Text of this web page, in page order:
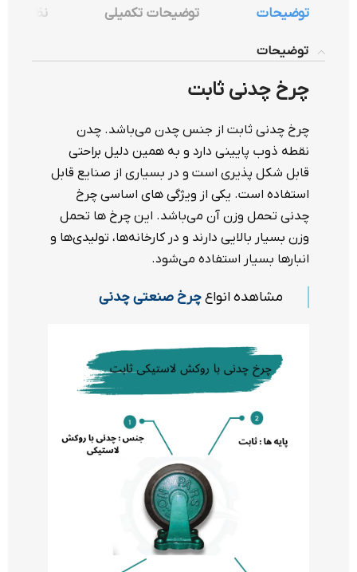
توضیحات توضیحات تکمیلی نظرات (4)
توضیحات
چرخ چدنی ثابت
چرخ چدنی ثابت از جنس چدن می‌باشد. چدن
نقطه ذوب پایینی دارد و به همین دلیل براحتی
قابل شکل پذیری است و در بسیاری از صنایع قابل
استفاده است. یکی از ویژگی های اساسی چرخ
چدنی تحمل وزن آن می‌باشد. این چرخ ها تحمل
وزن بسیار بالایی دارند و در کارخانه‌ها، تولیدی‌ها و
انبارها بسیار استفاده می‌شود.
مشاهده انواعچرخ صنعتی چدنی